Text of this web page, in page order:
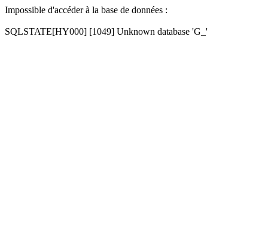
Impossible d'accéder à la base de données :
SQLSTATE[HY000] [1049] Unknown database 'G_'